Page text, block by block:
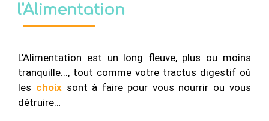
l'Alimentation
L'Alimentation est un long fleuve, plus ou moins
tranquille..., tout comme votre tractus digestif où
les choix sont à faire pour vous nourrir ou vous
détruire…